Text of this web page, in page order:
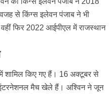
से किंग्स इलेवन पंजाब ने भी
फिर 2022 आईपीएल में राजस्थान
शामिल किए गए हैं। 16 अक्टूबर से
इंटरनेशनल मैच खेले हैं। अश्विन ने जून